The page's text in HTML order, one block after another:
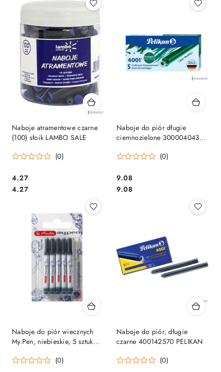
Naboje atramentowe czarne
(100) słoik LAMBO SALE
(0)
Cena:
4.27
Cena:
4.27
Naboje do piór długie
ciemnozielone 300004043
(0)
Cena:
9.08
Cena:
9.08
Naboje do piór wiecznych
My.Pen, niebieskie, 5 sztuk
(0)
Naboje do piór, długie
czarne 400142570 PELIKAN
(0)